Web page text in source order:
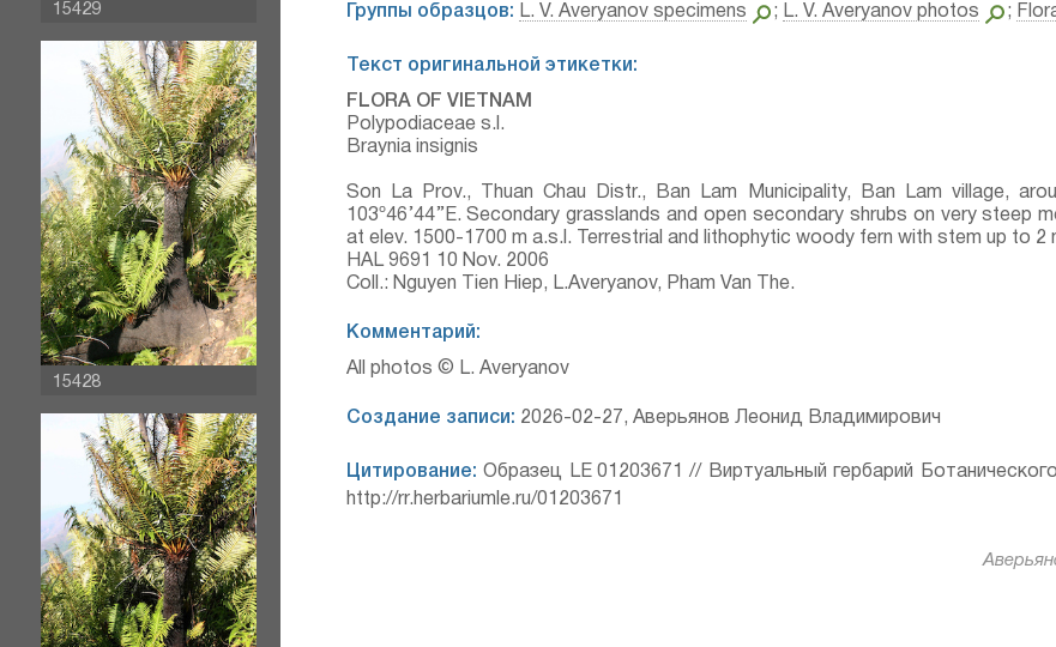
15429
15428
Группы образцов: L. V. Averyanov specimens ; L. V. Averyanov photos ;
Текст оригинальной этикетки:
FLORA OF VIETNAM
Polypodiaceae s.l.
Braynia insignis
Son La Prov., Thuan Chau Distr., Ban Lam Municipality, Ban Lam village,
103º46’44’’E. Secondary grasslands and open secondary shrubs on very steep
at elev. 1500-1700 m a.s.l. Terrestrial and lithophytic woody fern with stem up to 2
HAL 9691 10 Nov. 2006
Coll.: Nguyen Tien Hiep, L.Averyanov, Pham Van The.
Комментарий:
All photos © L. Averyanov
Создание записи: 2026-02-27, Аверьянов Леонид Владимирович
Цитирование: Образец LE 01203671 // Виртуальный гербарий
http://rr.herbariumle.ru/01203671